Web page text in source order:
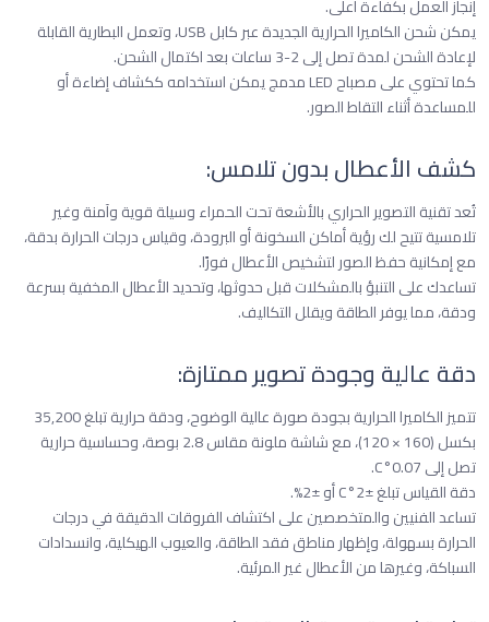
إنجاز العمل بكفاءة أعلى.
يمكن شحن الكاميرا الحرارية الجديدة عبر كابل USB، وتعمل البطارية القابلة
لإعادة الشحن لمدة تصل إلى 2-3 ساعات بعد اكتمال الشحن.
كما تحتوي على مصباح LED مدمج يمكن استخدامه ككشاف إضاءة أو
للمساعدة أثناء التقاط الصور.
كشف الأعطال بدون تلامس:
تُعد تقنية التصوير الحراري بالأشعة تحت الحمراء وسيلة قوية وآمنة وغير
تلامسية تتيح لك رؤية أماكن السخونة أو البرودة، وقياس درجات الحرارة بدقة،
مع إمكانية حفظ الصور لتشخيص الأعطال فورًا.
تساعدك على التنبؤ بالمشكلات قبل حدوثها، وتحديد الأعطال المخفية بسرعة
ودقة، مما يوفر الطاقة ويقلل التكاليف.
دقة عالية وجودة تصوير ممتازة:
تتميز الكاميرا الحرارية بجودة صورة عالية الوضوح، ودقة حرارية تبلغ 35,200
بكسل (160 × 120)، مع شاشة ملونة مقاس 2.8 بوصة، وحساسية حرارية
تصل إلى 0.07°C.
دقة القياس تبلغ ±2°C أو ±2%.
تساعد الفنيين والمتخصصين على اكتشاف الفروقات الدقيقة في درجات
الحرارة بسهولة، وإظهار مناطق فقد الطاقة، والعيوب الهيكلية، وانسدادات
السباكة، وغيرها من الأعطال غير المرئية.